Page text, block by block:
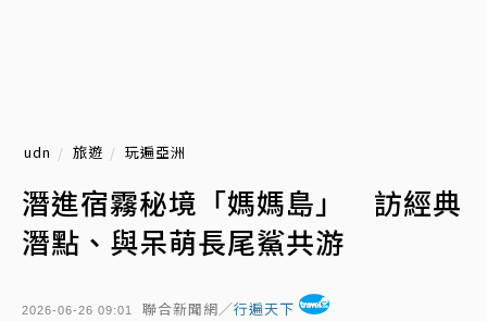
udn 旅遊 玩遍亞洲
潛進宿霧秘境「媽媽島」 訪經典
潛點、與呆萌長尾鯊共游
2026-06-26 09:01 聯合新聞網／行遍天下